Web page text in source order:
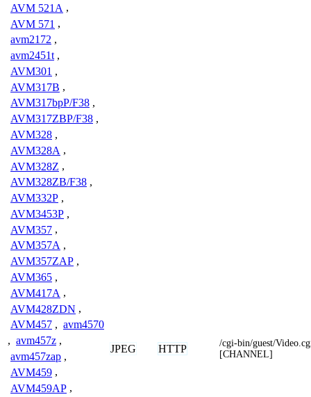
AVM 521A ,
AVM 571 ,
avm2172 ,
avm2451t ,
AVM301 ,
AVM317B ,
AVM317bpP/F38 ,
AVM317ZBP/F38 ,
AVM328 ,
AVM328A ,
AVM328Z ,
AVM328ZB/F38 ,
AVM332P ,
AVM3453P ,
AVM357 ,
AVM357A ,
AVM357ZAP ,
AVM365 ,
AVM417A ,
AVM428ZDN ,
AVM457 , avm4570
, avm457z ,
avm457zap ,
AVM459 ,
AVM459AP ,
JPEG HTTP
/cgi-bin/guest/
[CHANNEL]